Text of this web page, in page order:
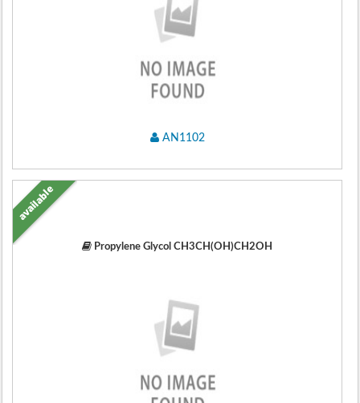
AN1102
Propylene Glycol CH3CH(OH)CH2OH
available